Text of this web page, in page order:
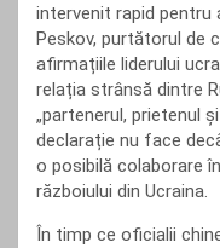
intervenit rapid pentru
Peskov, purtătorul de
afirmațiile liderului
relația strânsă dintre
„partenerul, prietenul
declarație nu face
o posibilă colaborare
războiului din Ucraina.
În timp ce oficialii